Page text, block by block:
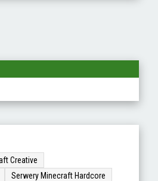
Creative
Serwery Minecraft Hardcore